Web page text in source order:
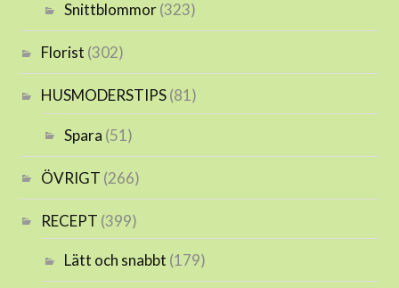
Snittblommor(323)
Florist (302)
HUSMODERSTIPS(81)
Spara (51)
ÖVRIGT (266)
RECEPT (399)
Lätt och snabbt (179)